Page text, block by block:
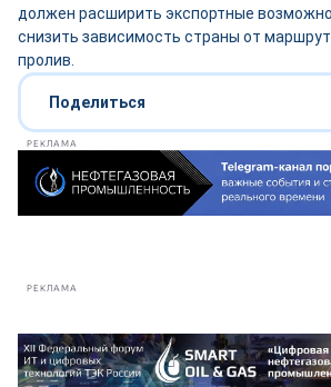
должен расширить экспортные
снизить зависимость страны от
пролив.
Поделиться
РЕКЛАМА
РЕКЛАМА